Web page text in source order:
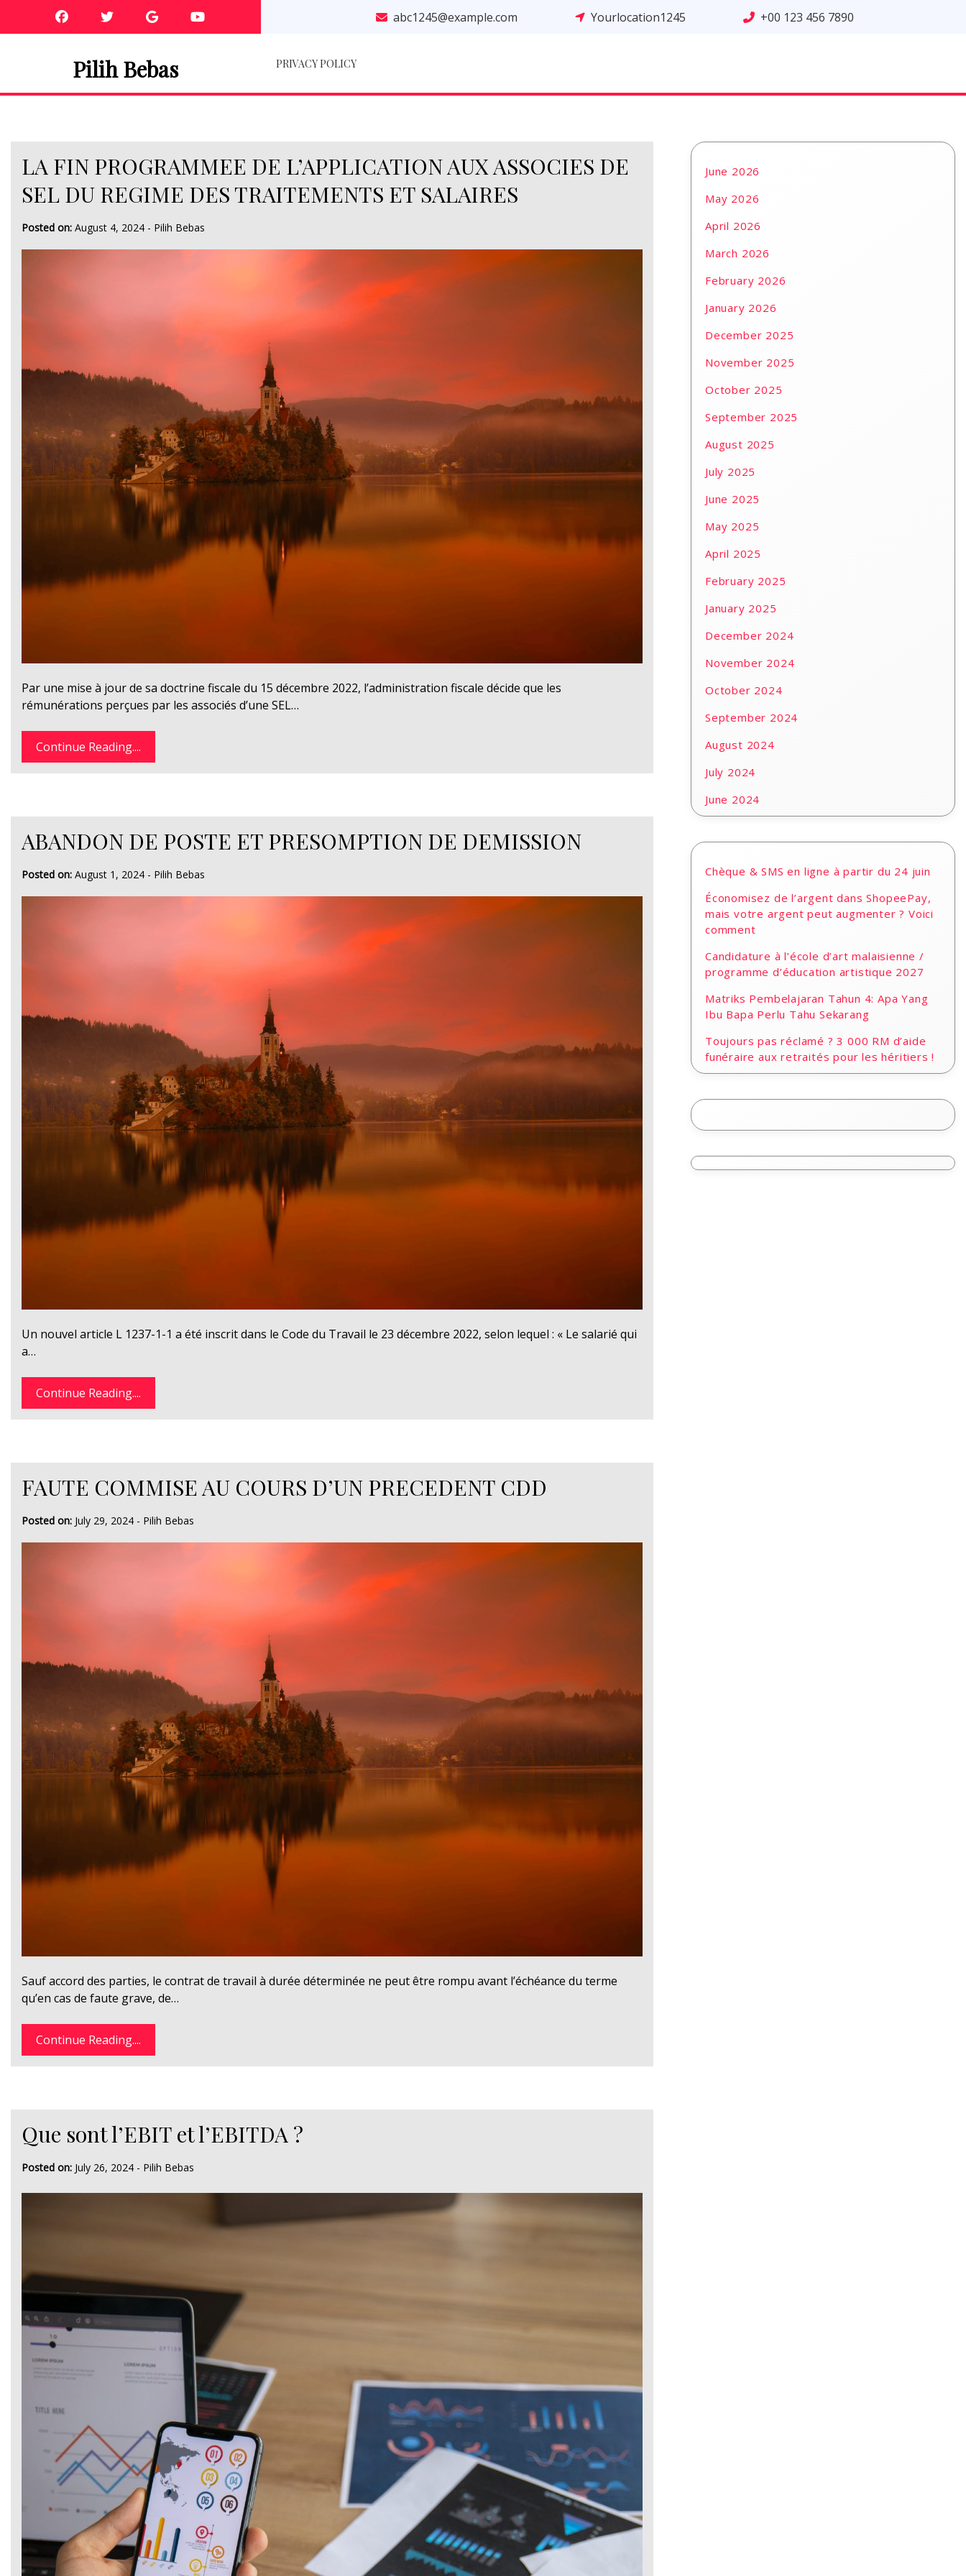
abc1245@example.com Yourlocation1245 +00 123 456 7890
Pilih Bebas PRIVACY POLICY
LA FIN PROGRAMMEE DE L’APPLICATION AUX ASSOCIES DE
SEL DU REGIME DES TRAITEMENTS ET SALAIRES
Posted on: August 4, 2024 - Pilih Bebas
Par une mise à jour de sa doctrine fiscale du 15 décembre 2022, l’administration fiscale décide que les
rémunérations perçues par les associés d’une SEL…
Continue Reading....
ABANDON DE POSTE ET PRESOMPTION DE DEMISSION
Posted on: August 1, 2024 - Pilih Bebas
Un nouvel article L 1237-1-1 a été inscrit dans le Code du Travail le 23 décembre 2022, selon lequel : « Le salarié qui
a…
Continue Reading....
FAUTE COMMISE AU COURS D’UN PRECEDENT CDD
Posted on: July 29, 2024 - Pilih Bebas
Sauf accord des parties, le contrat de travail à durée déterminée ne peut être rompu avant l’échéance du terme
qu’en cas de faute grave, de…
Continue Reading....
Que sont l’EBIT et l’EBITDA ?
Posted on: July 26, 2024 - Pilih Bebas
June 2026
May 2026
April 2026
March 2026
February 2026
January 2026
December 2025
November 2025
October 2025
September 2025
August 2025
July 2025
June 2025
May 2025
April 2025
February 2025
January 2025
December 2024
November 2024
October 2024
September 2024
August 2024
July 2024
June 2024
Chèque & SMS en ligne à partir du 24 juin
Économisez de l’argent dans ShopeePay,
mais votre argent peut augmenter ? Voici
comment
Candidature à l’école d’art malaisienne /
programme d’éducation artistique 2027
Matriks Pembelajaran Tahun 4: Apa Yang
Ibu Bapa Perlu Tahu Sekarang
Toujours pas réclamé ? 3 000 RM d’aide
funéraire aux retraités pour les héritiers !